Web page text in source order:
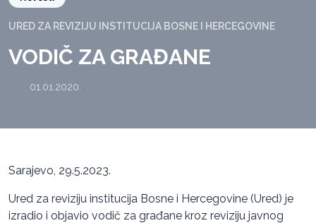
URED ZA REVIZIJU INSTITUCIJA BOSNE I HERCEGOVINE
VODIČ ZA GRAĐANE
01.01.2020.
Sarajevo, 29.5.2023.
Ured za reviziju institucija Bosne i Hercegovine (Ured) je
izradio i objavio vodič za građane kroz reviziju javnog